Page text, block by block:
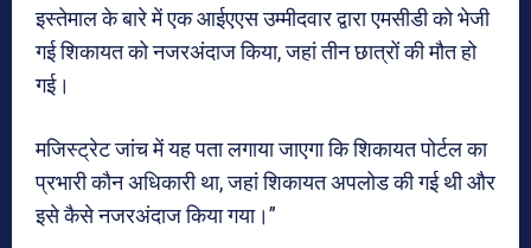
इस्तेमाल के बारे में एक आईएएस उम्मीदवार द्वारा एमसीडी को भेजी
गई शिकायत को नजरअंदाज किया, जहां तीन छात्रों की मौत हो
गई।
मजिस्ट्रेट जांच में यह पता लगाया जाएगा कि शिकायत पोर्टल का
प्रभारी कौन अधिकारी था, जहां शिकायत अपलोड की गई थी और
इसे कैसे नजरअंदाज किया गया।”